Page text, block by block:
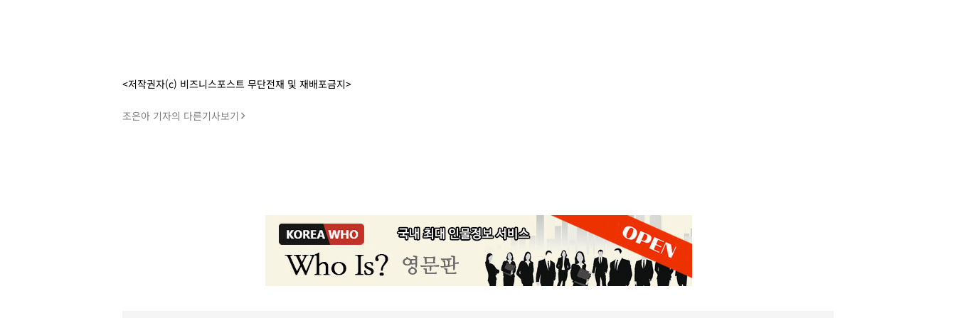
<저작권자(c) 비즈니스포스트 무단전재 및 재배포금지>
조은아 기자의 다른기사보기